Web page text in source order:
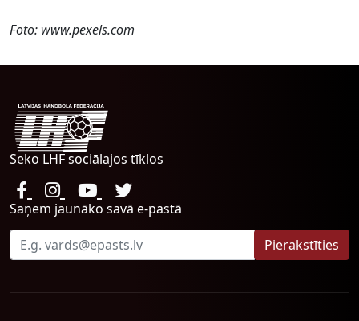
Foto: www.pexels.com
Seko LHF sociālajos tīklos
Saņem jaunāko savā e-pastā